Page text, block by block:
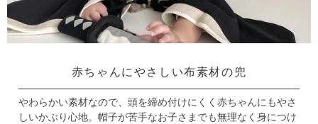
赤ちゃんにやさしい布素材の兜
やわらかい素材なので、頭を締め付けにくく赤ちゃんにもやさ
しいかぶり心地。 帽子が苦手なお子さまでも無理なく身につけ